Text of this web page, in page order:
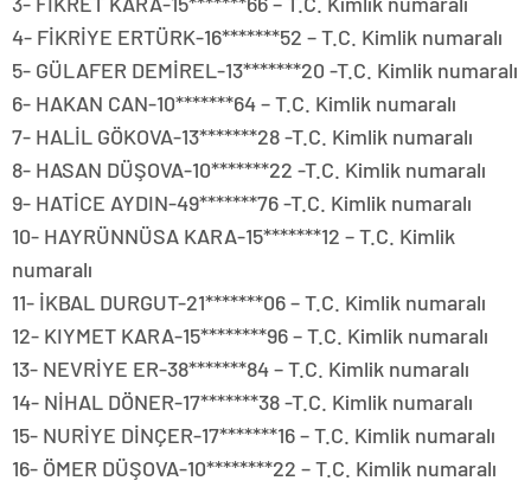
4- FİKRİYE ERTÜRK-16*******52 – T.C. Kimlik numaralı
5- GÜLAFER DEMİREL-13*******20 -T.C. Kimlik numaralı
6- HAKAN CAN-10*******64 – T.C. Kimlik numaralı
7- HALİL GÖKOVA-13*******28 -T.C. Kimlik numaralı
8- HASAN DÜŞOVA-10*******22 -T.C. Kimlik numaralı
9- HATİCE AYDIN-49*******76 -T.C. Kimlik numaralı
10- HAYRÜNNÜSA KARA-15*******12 – T.C. Kimlik
numaralı
11- İKBAL DURGUT-21*******06 – T.C. Kimlik numaralı
12- KIYMET KARA-15********96 – T.C. Kimlik numaralı
13- NEVRİYE ER-38*******84 – T.C. Kimlik numaralı
14- NİHAL DÖNER-17*******38 -T.C. Kimlik numaralı
15- NURİYE DİNÇER-17*******16 – T.C. Kimlik numaralı
16- ÖMER DÜŞOVA-10********22 – T.C. Kimlik numaralı